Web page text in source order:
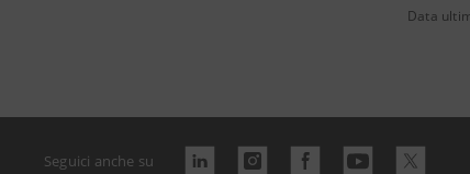
Data
Seguici anche su